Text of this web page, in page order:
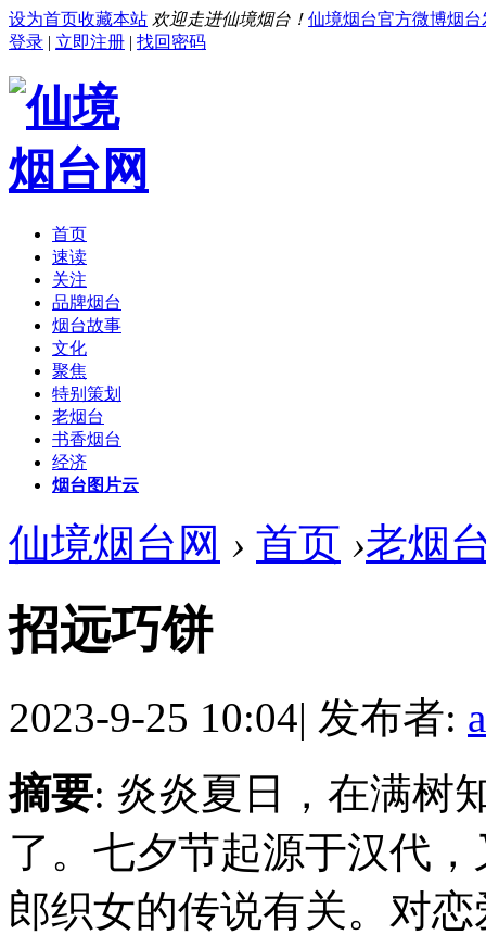
设为首页收藏本站 欢迎走进仙境烟台！ 仙境烟台官方微博烟台
登录 | 立即注册 | 找回密码
首页
速读
关注
品牌烟台
烟台故事
文化
聚焦
特别策划
老烟台
书香烟台
经济
烟台图片云
仙境烟台网 › 首页 ›老烟
招远巧饼
2023-9-25 10:04| 发布者:
摘要: 炎炎夏日，在满树
了。七夕节起源于汉代
郎织女的传说有关。对